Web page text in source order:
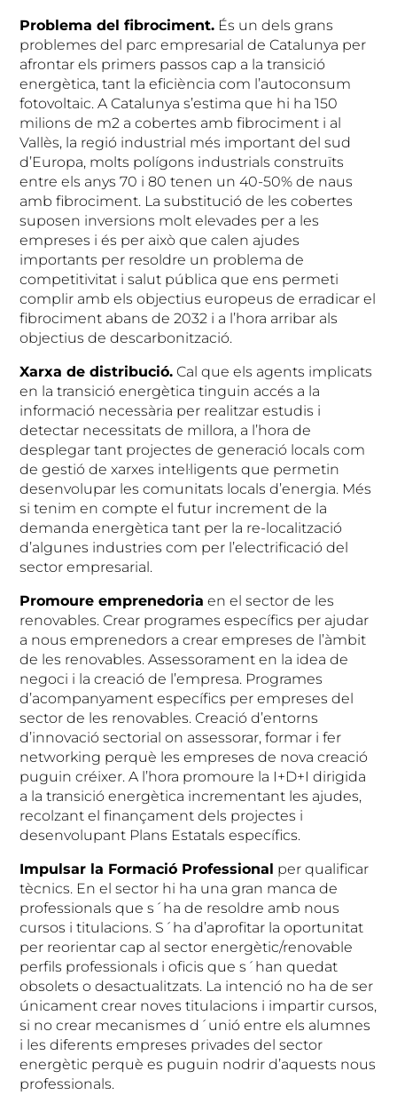
Problema del fibrociment. És un dels grans
problemes del parc empresarial de Catalunya per
afrontar els primers passos cap a la transició
energètica, tant la eficiència com l’autoconsum
fotovoltaic. A Catalunya s’estima que hi ha 150
milions de m2 a cobertes amb fibrociment i al
Vallès, la regió industrial més important del sud
d’Europa, molts polígons industrials construïts
entre els anys 70 i 80 tenen un 40-50% de naus
amb fibrociment. La substitució de les cobertes
suposen inversions molt elevades per a les
empreses i és per això que calen ajudes
importants per resoldre un problema de
competitivitat i salut pública que ens permeti
complir amb els objectius europeus de erradicar el
fibrociment abans de 2032 i a l’hora arribar als
objectius de descarbonització.
Xarxa de distribució. Cal que els agents implicats
en la transició energètica tinguin accés a la
informació necessària per realitzar estudis i
detectar necessitats de millora, a l’hora de
desplegar tant projectes de generació locals com
de gestió de xarxes intel·ligents que permetin
desenvolupar les comunitats locals d’energia. Més
si tenim en compte el futur increment de la
demanda energètica tant per la re-localització
d’algunes industries com per l’electrificació del
sector empresarial.
Promoure emprenedoria en el sector de les
renovables. Crear programes específics per ajudar
a nous emprenedors a crear empreses de l’àmbit
de les renovables. Assessorament en la idea de
negoci i la creació de l’empresa. Programes
d’acompanyament específics per empreses del
sector de les renovables. Creació d’entorns
d’innovació sectorial on assessorar, formar i fer
networking perquè les empreses de nova creació
puguin créixer. A l’hora promoure la I+D+I dirigida
a la transició energètica incrementant les ajudes,
recolzant el finançament dels projectes i
desenvolupant Plans Estatals específics.
Impulsar la Formació Professional per qualificar
tècnics. En el sector hi ha una gran manca de
professionals que s´ha de resoldre amb nous
cursos i titulacions. S´ha d’aprofitar la oportunitat
per reorientar cap al sector energètic/renovable
perfils professionals i oficis que s´han quedat
obsolets o desactualitzats. La intenció no ha de ser
únicament crear noves titulacions i impartir cursos,
si no crear mecanismes d´unió entre els alumnes
i les diferents empreses privades del sector
energètic perquè es puguin nodrir d’aquests nous
professionals.